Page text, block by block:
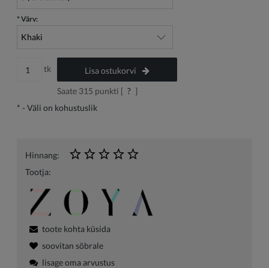
* Värv:
tk
Lisa ostukorvi
Saate 315 punkti [ ? ]
* - Väli on kohustuslik
Hinnang:
Tootja:
toote kohta küsida
soovitan sõbrale
lisage oma arvustus